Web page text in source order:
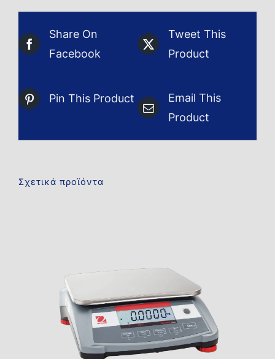
Share On
Facebook
Tweet This
Product
Pin This Product
Email This
Product
Σχετικά προϊόντα